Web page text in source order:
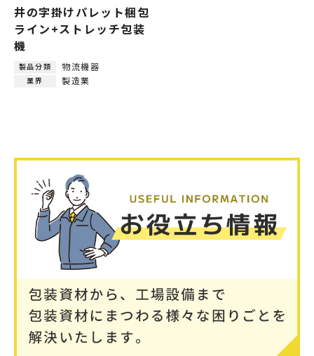
井の字掛けパレット梱包
ライン+ストレッチ包装
機
製品分類 物流機器
業界 製造業